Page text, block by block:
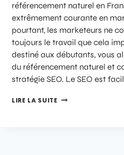
référencement naturel en
extrêmement courante en
pourtant, les marketeurs ne
toujours le travail que cela
destiné aux débutants, vous
du référencement naturel et
stratégie SEO. Le SEO est
LIRE LA SUITE